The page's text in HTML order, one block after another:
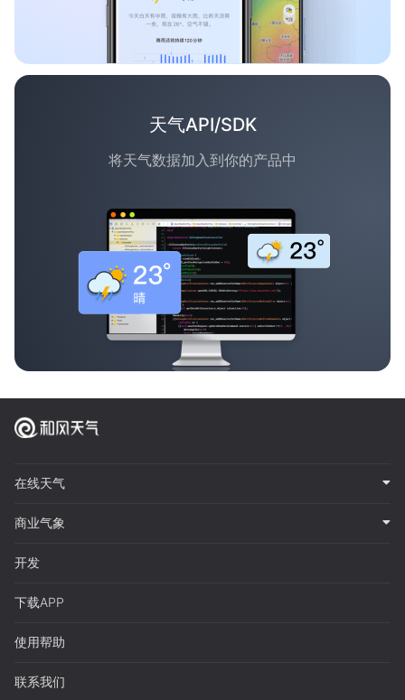
天气API/SDK
将天气数据加入到你的产品中
在线天气
商业气象
开发
下载APP
使用帮助
联系我们